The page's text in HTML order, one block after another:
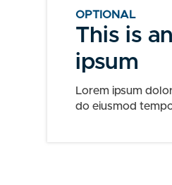
OPTIONAL
This is
ipsum
Lorem ipsum
do eiusmod